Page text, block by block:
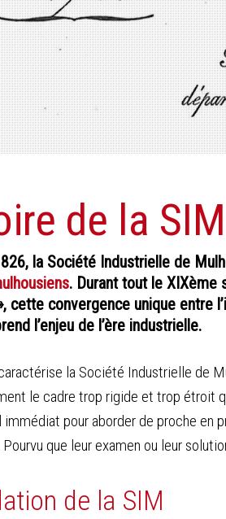
de la SIM
la Société Industrielle de
. Durant tout le XIXème
cette convergence unique entre
l’enjeu de l’ère industrielle.
la Société Industrielle de
le cadre trop rigide et trop étroit
immédiat pour aborder de proche en
que leur examen ou leur
de la SIM